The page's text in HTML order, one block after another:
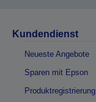
Kundendienst
Neueste Angebote
Sparen mit Epson
Produktregistrierung